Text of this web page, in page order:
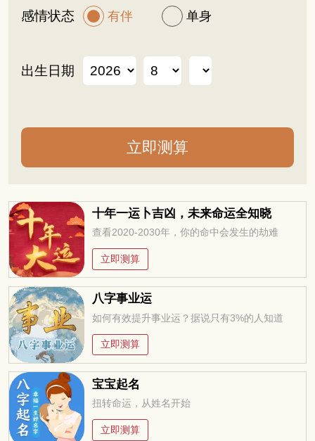
感情状态 有伴 单身
出生日期
十年一运卜吉凶，未来命运全知晓
查看2020-2030年，你的命中会发生的劫难
立即测算
八字事业运
如何有效提升事业运？据说只有3%的人知道
立即测算
宝宝起名
扭转命运，从姓名开始
立即测算